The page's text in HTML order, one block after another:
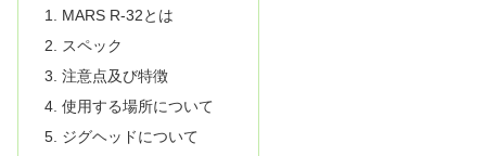
MARS R-32とは
スペック
注意点及び特徴
使用する場所について
ジグヘッドについて